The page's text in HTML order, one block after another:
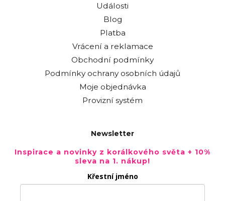
Události
Blog
Platba
Vrácení a reklamace
Obchodní podmínky
Podmínky ochrany osobních údajů
Moje objednávka
Provizní systém
Newsletter
Inspirace a novinky z korálkového světa + 10%
sleva na 1. nákup!
Křestní jméno